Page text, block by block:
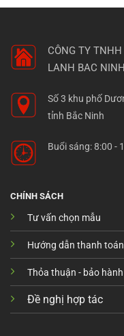
CÔNG TY
LANH BAC
Số 3 khu phố
tỉnh Bắc Ninh
Buổi sáng: 8:00 -
CHÍNH SÁCH
Tư vấn chọn mẫu
Hướng dẫn thanh toán
Thỏa thuận - bảo hành
Đề nghị hợp tác